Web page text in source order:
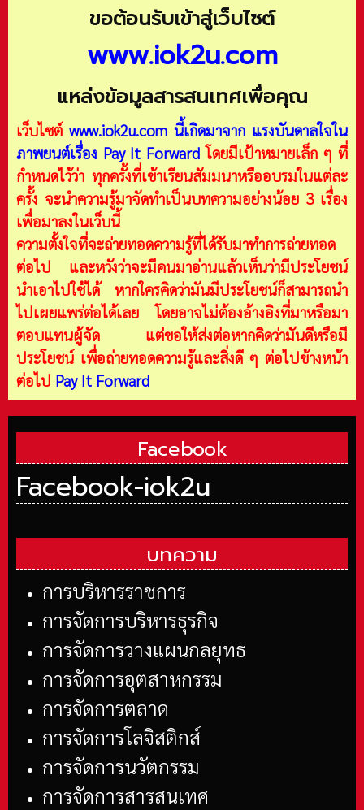
ขอต้อนรับเข้าสู่เว็บไซต์
www.iok2u.com
แหล่งข้อมูลสารสนเทศเพื่อคุณ
เว็บไซต์ www.iok2u.com นี้เกิดมาจาก แรงบันดาลใจใน
ภาพยนต์เรื่อง Pay It Forward โดยมีเป้าหมายเล็ก ๆ ที่
กำหนดไว้ว่า ทุกครั้งที่เข้าเรียนสัมมนาหรืออบรมในแต่ละ
ครั้ง จะนำความรู้มาจัดทำเป็นบทความอย่างน้อย 3 เรื่อง
เพื่อมาลงในเว็บนี้
ความตั้งใจที่จะถ่ายทอดความรู้ที่ได้รับมาทำการถ่ายทอด
ต่อไป และหวังว่าจะมีคนมาอ่านแล้วเห็นว่ามีประโยชน์
นำเอาไปใช้ได้ หากใครคิดว่ามันมีประโยชน์ก็สามารถนำ
ไปเผยแพร่ต่อได้เลย โดยอาจไม่ต้องอ้างอิงที่มาหรือมา
ตอบแทนผู้จัด แต่ขอให้ส่งต่อหากคิดว่ามันดีหรือมี
ประโยชน์ เพื่อถ่ายทอดความรู้และสิ่งดี ๆ ต่อไปข้างหน้า
ต่อไป Pay It Forward
Facebook
Facebook-iok2u
บทความ
การบริหารราชการ
การจัดการบริหารธุรกิจ
การจัดการวางแผนกลยุทธ
การจัดการอุตสาหกรรม
การจัดการตลาด
การจัดการโลจิสติกส์
การจัดการนวัตกรรม
การจัดการสารสนเทศ